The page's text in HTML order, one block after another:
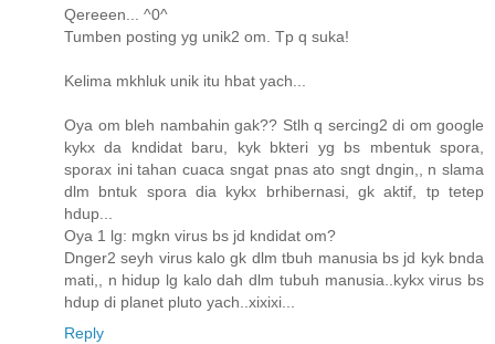
Qereeen... ^0^
Tumben posting yg unik2 om. Tp q suka!
Kelima mkhluk unik itu hbat yach...
Oya om bleh nambahin gak?? Stlh q sercing2 di om google
kykx da kndidat baru, kyk bkteri yg bs mbentuk spora,
sporax ini tahan cuaca sngat pnas ato sngt dngin,, n slama
dlm bntuk spora dia kykx brhibernasi, gk aktif, tp tetep
hdup...
Oya 1 lg: mgkn virus bs jd kndidat om?
Dnger2 seyh virus kalo gk dlm tbuh manusia bs jd kyk bnda
mati,, n hidup lg kalo dah dlm tubuh manusia..kykx virus bs
hdup di planet pluto yach..xixixi...
Reply